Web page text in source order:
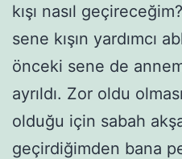
kışı nasıl
sene kışın yardımcı
önceki sene de
ayrıldı. Zor oldu
olduğu için sabah
geçirdiğimden bana